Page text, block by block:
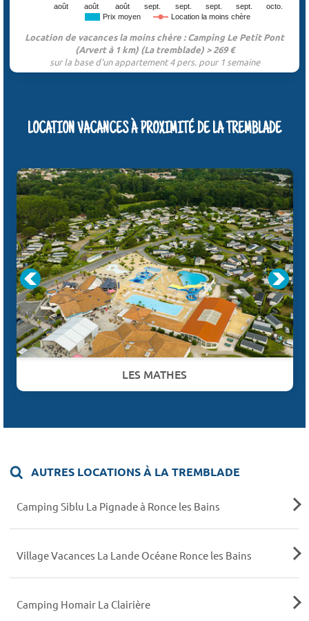
Prix moyen Location la moins chère
août
août
août
sept.
sept.
sept.
sept.
octo.
Location de vacances la moins chère : Camping Le Petit Pont
(Arvert à 1 km) (La tremblade) > 269 €
sur la base d'un appartement 4 pers. pour 1 semaine
LOCATION VACANCES À PROXIMITÉ DE LA TREMBLADE
LES MATHES
AUTRES LOCATIONS À LA TREMBLADE
Camping Siblu La Pignade à Ronce les Bains
Village Vacances La Lande Océane Ronce les Bains
Camping Homair La Clairière